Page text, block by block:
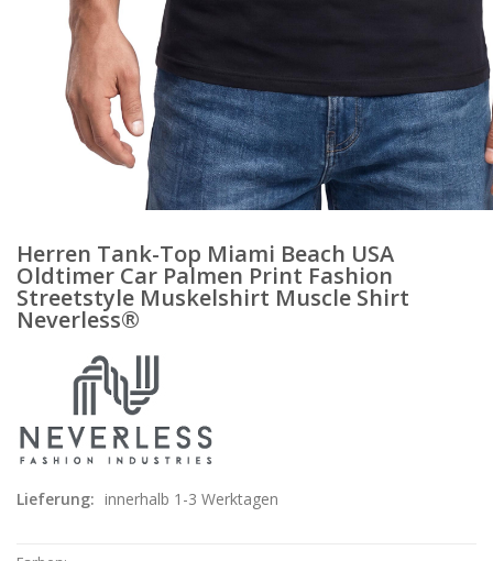
Herren Tank-Top Miami Beach USA
Oldtimer Car Palmen Print Fashion
Streetstyle Muskelshirt Muscle Shirt
Neverless®
Lieferung: innerhalb 1-3 Werktagen